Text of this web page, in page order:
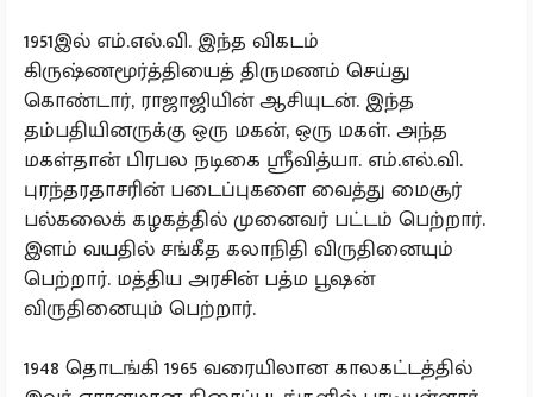
1951இல் எம்.எல்.வி. இந்த விகடம்
கிருஷ்ணமூர்த்தியைத் திருமணம் செய்து
கொண்டார், ராஜாஜியின் ஆசியுடன். இந்த
தம்பதியினருக்கு ஒரு மகன், ஒரு மகள். அந்த
மகள்தான் பிரபல நடிகை ஸ்ரீவித்யா. எம்.எல்.வி.
புரந்தரதாசரின் படைப்புகளை வைத்து மைசூர்
பல்கலைக் கழகத்தில் முனைவர் பட்டம் பெற்றார்.
இளம் வயதில் சங்கீத கலாநிதி விருதினையும்
பெற்றார். மத்திய அரசின் பத்ம பூஷன்
விருதினையும் பெற்றார்.
1948 தொடங்கி 1965 வரையிலான காலகட்டத்தில்